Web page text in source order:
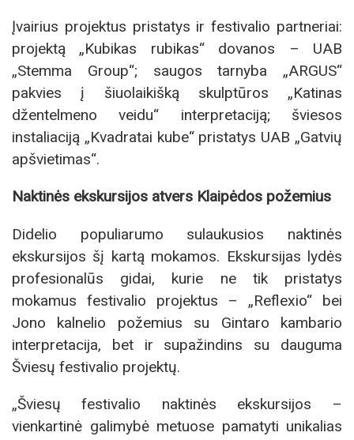
Įvairius projektus pristatys ir festivalio partneriai:
projektą „Kubikas rubikas“ dovanos – UAB
„Stemma Group“; saugos tarnyba „ARGUS“
pakvies į šiuolaikišką skulptūros „Katinas
džentelmeno veidu“ interpretaciją; šviesos
instaliaciją „Kvadratai kube“ pristatys UAB „Gatvių
apšvietimas“.
Naktinės ekskursijos atvers Klaipėdos požemius
Didelio populiarumo sulaukusios naktinės
ekskursijos šį kartą mokamos. Ekskursijas lydės
profesionalūs gidai, kurie ne tik pristatys
mokamus festivalio projektus – „Reflexio“ bei
Jono kalnelio požemius su Gintaro kambario
interpretacija, bet ir supažindins su dauguma
Šviesų festivalio projektų.
„Šviesų festivalio naktinės ekskursijos –
vienkartinė galimybė metuose pamatyti unikalias